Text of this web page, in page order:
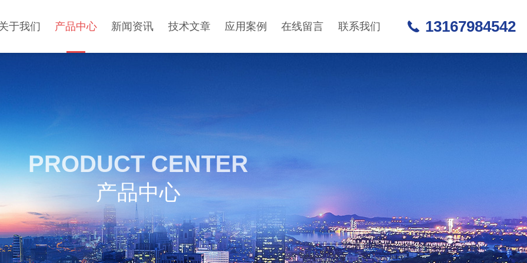
于我们 产品中心 新闻资讯 技术文章 应用案例 在线留言 联系我们 13167984542
PRODUCT CENTER
产品中心